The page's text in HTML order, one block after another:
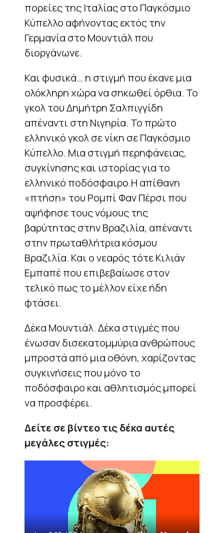
πορείες της Ιταλίας στο Παγκόσμιο
Κύπελλο αφήνοντας εκτός την
Γερμανία στο Μουντιάλ που
διοργάνωνε.
Και φυσικά… η στιγμή που έκανε μια
ολόκληρη χώρα να σηκωθεί όρθια. Το
γκολ του Δημήτρη Σαλπιγγίδη
απέναντι στη Νιγηρία. Το πρώτο
ελληνικό γκολ σε νίκη σε Παγκόσμιο
Κύπελλο. Μια στιγμή περηφάνειας,
συγκίνησης και ιστορίας για το
ελληνικό ποδόσφαιρο.Η απίθανη
«πτήση» του Ρομπί Φαν Πέρσι που
αψήφησε τους νόμους της
βαρύτητας στην Βραζιλία, απέναντι
στην πρωταθλήτρια κόσμου
Βραζιλία. Και ο νεαρός τότε Κιλιάν
Εμπαπέ που επιβεβαίωσε στον
τελικό πως το μέλλον είχε ήδη
φτάσει.
Δέκα Μουντιάλ. Δέκα στιγμές που
ένωσαν δισεκατομμύρια ανθρώπους
μπροστά από μια οθόνη, χαρίζοντας
συγκινήσεις που μόνο το
ποδόσφαιρο και αθλητισμός μπορεί
να προσφέρει.
Δείτε σε βίντεο τις δέκα αυτές
μεγάλες στιγμές: